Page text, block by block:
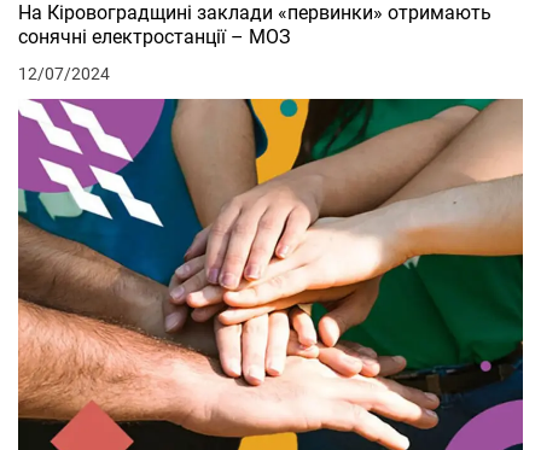
На Кіровоградщині заклади «первинки» отримають
сонячні електростанції – МОЗ
12/07/2024